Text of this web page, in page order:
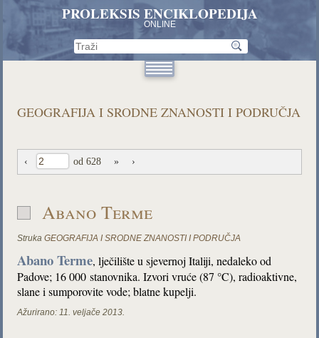
PROLEKSIS ENCIKLOPEDIJA
ONLINE
GEOGRAFIJA I SRODNE ZNANOSTI I PODRUČJA
‹ od 628 » ›
Abano Terme
Struka GEOGRAFIJA I SRODNE ZNANOSTI I PODRUČJA
Abano Terme, lječilište u sjevernoj Italiji, nedaleko od
Padove; 16 000 stanovnika. Izvori vruće (87 °C), radioaktivne,
slane i sumporovite vode; blatne kupelji.
Ažurirano: 11. veljače 2013.